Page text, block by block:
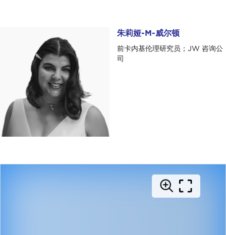
朱莉娅-M-威尔顿
前卡内基伦理研究员；JW 咨询公
司